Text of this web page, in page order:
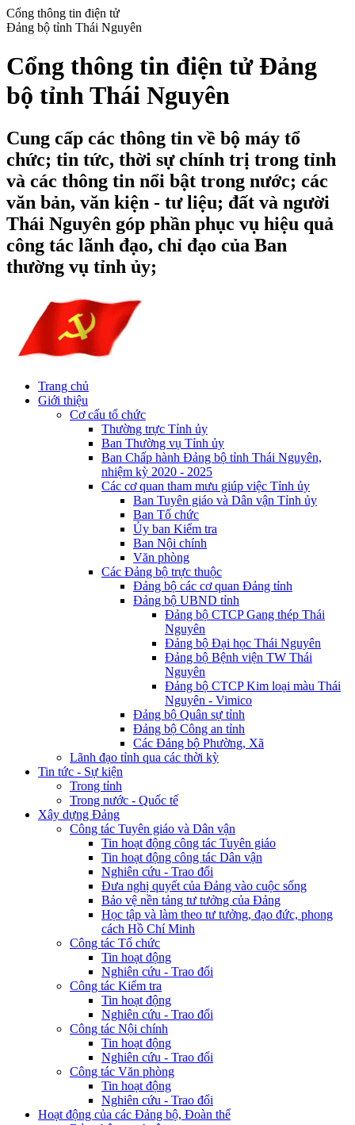
Cổng thông tin điện tử
Đảng bộ tỉnh Thái Nguyên
Cổng thông tin điện tử Đảng
bộ tỉnh Thái Nguyên
Cung cấp các thông tin về bộ máy tổ
chức; tin tức, thời sự chính trị trong tỉnh
và các thông tin nổi bật trong nước; các
văn bản, văn kiện - tư liệu; đất và người
Thái Nguyên góp phần phục vụ hiệu quả
công tác lãnh đạo, chỉ đạo của Ban
thường vụ tỉnh ủy;
Trang chủ
Giới thiệu
Cơ cấu tổ chức
Thường trực Tỉnh ủy
Ban Thường vụ Tỉnh ủy
Ban Chấp hành Đảng bộ tỉnh Thái Nguyên,
nhiệm kỳ 2020 - 2025
Các cơ quan tham mưu giúp việc Tỉnh ủy
Ban Tuyên giáo và Dân vận Tỉnh ủy
Ban Tổ chức
Ủy ban Kiểm tra
Ban Nội chính
Văn phòng
Các Đảng bộ trực thuộc
Đảng bộ các cơ quan Đảng tỉnh
Đảng bộ UBND tỉnh
Đảng bộ CTCP Gang thép Thái
Nguyên
Đảng bộ Đại học Thái Nguyên
Đảng bộ Bệnh viện TW Thái
Nguyên
Đảng bộ CTCP Kim loại màu Thái
Nguyên - Vimico
Đảng bộ Quân sự tỉnh
Đảng bộ Công an tỉnh
Các Đảng bộ Phường, Xã
Lãnh đạo tỉnh qua các thời kỳ
Tin tức - Sự kiện
Trong tỉnh
Trong nước - Quốc tế
Xây dựng Đảng
Công tác Tuyên giáo và Dân vận
Tin hoạt động công tác Tuyên giáo
Tin hoạt động công tác Dân vận
Nghiên cứu - Trao đổi
Đưa nghị quyết của Đảng vào cuộc sống
Bảo vệ nền tảng tư tưởng của Đảng
Học tập và làm theo tư tưởng, đạo đức, phong
cách Hồ Chí Minh
Công tác Tổ chức
Tin hoạt động
Nghiên cứu - Trao đổi
Công tác Kiểm tra
Tin hoạt động
Nghiên cứu - Trao đổi
Công tác Nội chính
Tin hoạt động
Nghiên cứu - Trao đổi
Công tác Văn phòng
Tin hoạt động
Nghiên cứu - Trao đổi
Hoạt động của các Đảng bộ, Đoàn thể